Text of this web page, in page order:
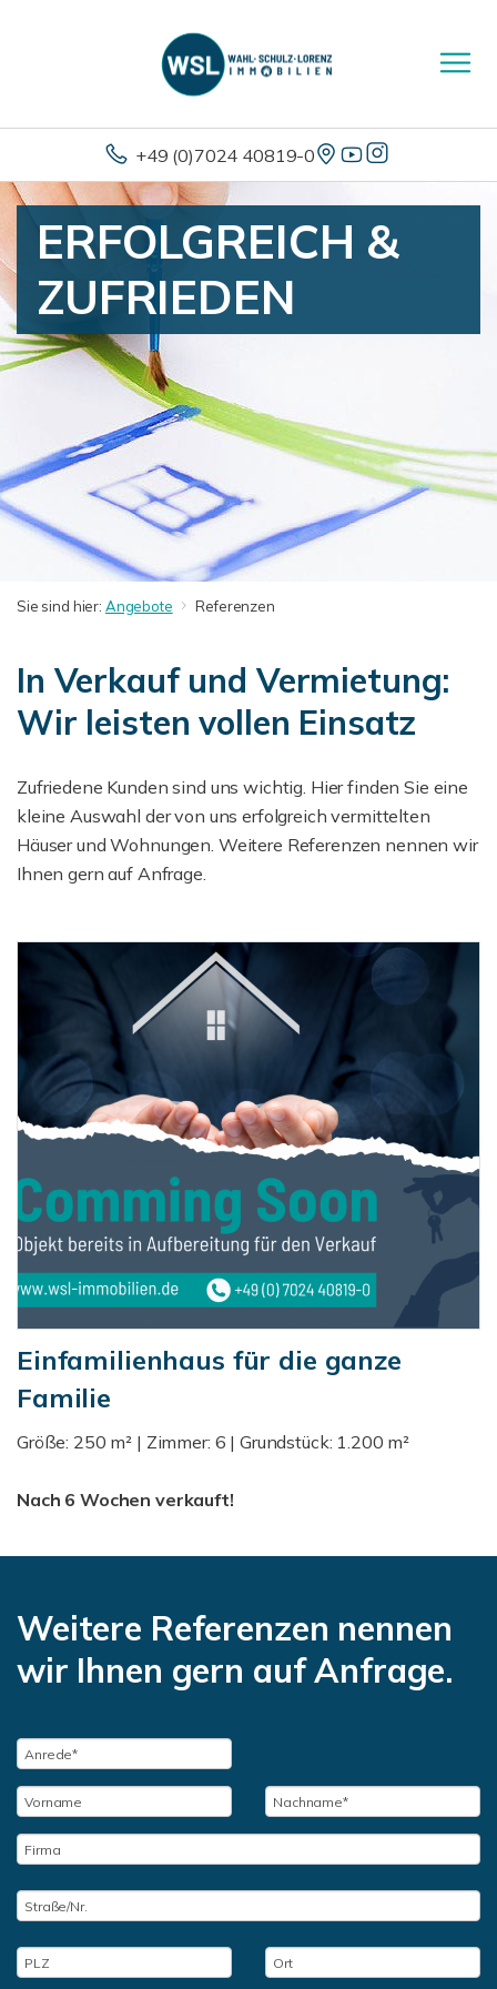
+49 (0)7024 40819-0
ERFOLGREICH &
ZUFRIEDEN
Sie sind hier: Angebote Referenzen
In Verkauf und Vermietung:
Wir leisten vollen Einsatz
Zufriedene Kunden sind uns wichtig. Hier finden Sie eine
kleine Auswahl der von uns erfolgreich vermittelten
Häuser und Wohnungen. Weitere Referenzen nennen wir
Ihnen gern auf Anfrage.
Einfamilienhaus für die ganze
Familie
Größe: 250 m² | Zimmer: 6 | Grundstück: 1.200 m²
Nach 6 Wochen verkauft!
Weitere Referenzen nennen
wir Ihnen gern auf Anfrage.